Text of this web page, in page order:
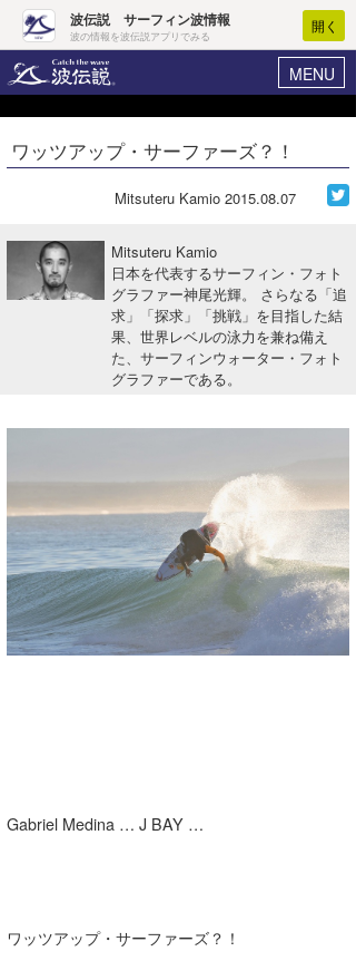
波伝説 サーフィン波情報
波の情報を波伝説アプリでみる
開く
MENU
ヘルプ マイホーム
ログイン
波情報･概況
WAVE HUNTER 波予想ツール
サーフィンエリアガイド
今月のプレゼント
ワッツアップ・サーファーズ？！
Mitsuteru Kamio 2015.08.07
Mitsuteru Kamio
日本を代表するサーフィン・フォト
グラファー神尾光輝。 さらなる「追
求」「探求」「挑戦」を目指した結
果、世界レベルの泳力を兼ね備え
た、サーフィンウォーター・フォト
グラファーである。
Gabriel Medina … J BAY …
ワッツアップ・サーファーズ？！
Core Surf Japan
コンテスト
ファッション/グッズ
アート＆エンタメ
ショップ情報
湘南
千葉北
伊豆
千葉南
お知らせ
その他
ルール＆How to
VOTE!